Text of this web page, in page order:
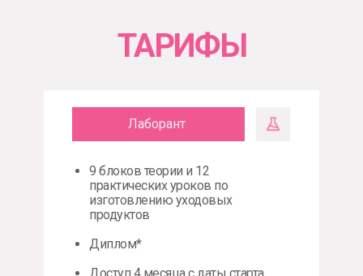
ТАРИФЫ
9 блоков теории и 12
практических уроков по
изготовлению уходовых
продуктов
Диплом*
Лаборант